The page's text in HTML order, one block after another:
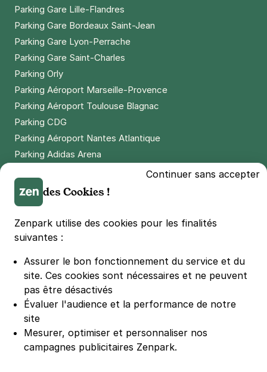
Parking Gare Lille-Flandres
Parking Gare Bordeaux Saint-Jean
Parking Gare Lyon-Perrache
Parking Gare Saint-Charles
Parking Orly
Parking Aéroport Marseille-Provence
Parking Aéroport Toulouse Blagnac
Parking CDG
Parking Aéroport Nantes Atlantique
Parking Adidas Arena
Parking LDLC Arena
Parking Stade Pierre Mauroy
Parking Groupama Stadium
Parking Vélodrome
Parking Bercy
Parking La Défense Arena
Parking Les 4 temps
Parking Nation
Parking Porte de Versailles
Parking Lille Grand Palais
Continuer sans accepter
des Cookies !
Zenpark utilise des cookies pour les finalités
suivantes :
Assurer le bon fonctionnement du service et du
site. Ces cookies sont nécessaires et ne peuvent
pas être désactivés
Évaluer l'audience et la performance de notre
site
Mesurer, optimiser et personnaliser nos
campagnes publicitaires Zenpark.